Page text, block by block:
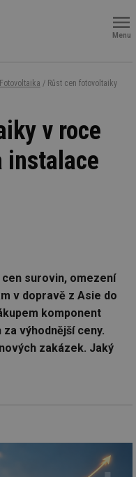
Menu
Fotovoltaika / Růst cen fotovoltaiky
v roce
instalace
surovin, omezení
v dopravě z Asie do
komponent
výhodnější ceny.
zakázek. Jaký